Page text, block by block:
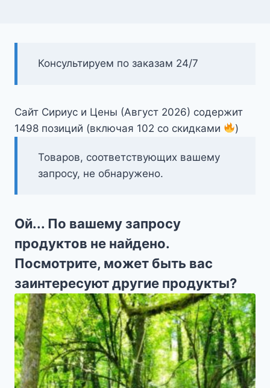
Консультируем по заказам 24/7
Сайт Сириус и Цены (Август 2026) содержит
1498 позиций (включая 102 со скидками
)
Товаров, соответствующих вашему
запросу, не обнаружено.
Ой... По вашему запросу
продуктов не найдено.
Посмотрите, может быть вас
заинтересуют другие продукты?